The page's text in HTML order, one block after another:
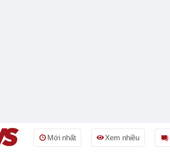
Mới nhất Xem nhiều